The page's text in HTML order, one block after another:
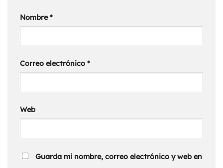
Nombre*
Correo electrónico *
Web
Guarda mi nombre, correo electrónico y web en